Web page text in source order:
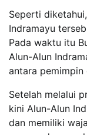
Seperti
Indramayu
Pada waktu itu
Alun-Alun
antara pemimpin
Setelah melalui
kini Alun-Alun
dan memiliki